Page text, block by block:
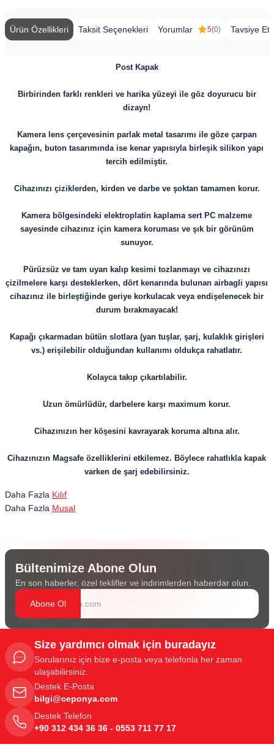
Ürün Özellikleri Taksit Seçenekleri Yorumlar 5(0) Tavsiye Et
Post Kapak
Birbirinden farklı renkleri ve harika yüzeyi ile göz doyurucu bir
dizayn!
Kamera lens çerçevesinin parlak metal tasarımı ile göze çarpan
kapağın, buton tasarımında ise kenar yapısıyla birleşik silikon yapı
tercih edilmiştir.
Cihazınızı çiziklerden, kirden ve darbe ve şoktan tamamen korur.
Kamera bölgesindeki elektroplatin kaplama sert PC malzeme
sayesinde cihazınız için kamera koruması ve şık bir görünüm
sunuyor.
Pürüzsüz ve tam uyan kalıp kesimi tozlanmayı ve cihazınızı
çizilmelere karşı desteklerken, dört kenarında bulunan airbagli yapısı
cihazınız ile birleştiğinde geriye korkulacak veya endişelenecek bir
durum bırakmayacak!
Kapağı çıkarmadan bütün slotlara (yan tuşlar, şarj, kulaklık girişleri
vs.) erişilebilir olduğundan kullanımı oldukça rahatlatır.
Kolayca takıp çıkartılabilir.
Uzun ömürlüdür, darbelere karşı maximum korur.
​​​​​​​Cihazınızın her köşesini kavrayarak koruma altına alır.
Cihazınızın Magsafe özelliklerini etkilemez. Böylece rahatlıkla kapak
varken de şarj edebilirsiniz.
Daha Fazla Kılıf
Daha Fazla Musal
Bültenimize Abone Olun
En son haberler, özel teklifler ve indirimlerden haberdar olun.
Abone Ol
Size yardımcı olmak için buradayız
Sorularınız için bize e-posta veya telefonla her zaman
ulaşabilirsiniz.
Destek E-Posta
bilgi@ceponya.com
Destek Telefon
+90 312 434 36 36 - 0553 711 77 17